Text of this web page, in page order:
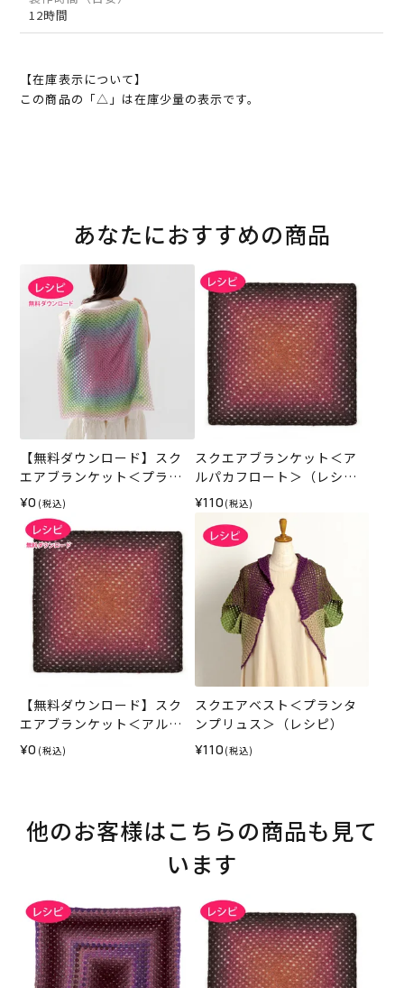
12時間
【在庫表示について】
この商品の「△」は在庫少量の表示です。
あなたにおすすめの商品
【無料ダウンロード】スク
エアブランケット＜プラン
タンプリュス＞（レシピ）
¥0 (税込)
スクエアブランケット＜ア
ルパカフロート＞（レシ
ピ）
¥110 (税込)
【無料ダウンロード】スク
エアブランケット＜アルパ
カフロート＞（レシピ）
¥0 (税込)
スクエアベスト＜プランタ
ンプリュス＞（レシピ）
¥110 (税込)
他のお客様はこちらの商品も見て
います